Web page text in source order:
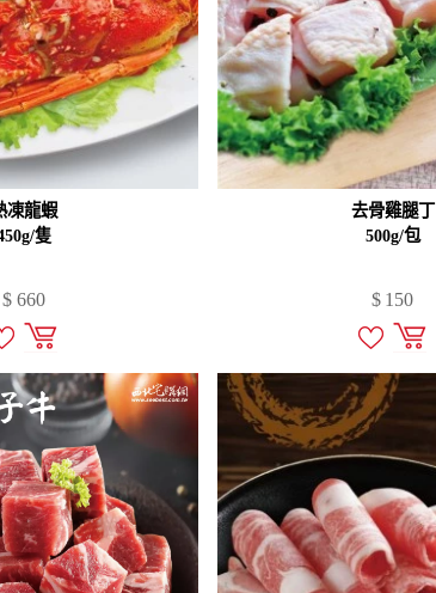
凍龍蝦
隻
$ 660
去骨雞腿丁
500g/包
$ 150